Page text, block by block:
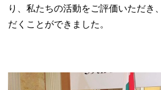
り、私たちの活動をご評価いただき
だくことができました。